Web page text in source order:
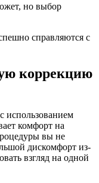
но выбор
справляются с
коррекцию
использованием
комфорт на
вы не
дискомфорт из-
взгляд на одной